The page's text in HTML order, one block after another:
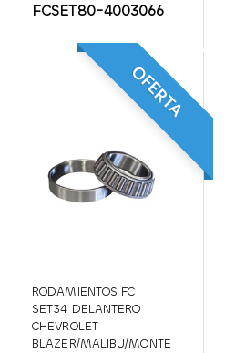
BURBUJA
FCSET80-4003066
OFERTA
RODAMIENTOS FC
SET34 DELANTERO
CHEVROLET
BLAZER/MALIBU/MONTE